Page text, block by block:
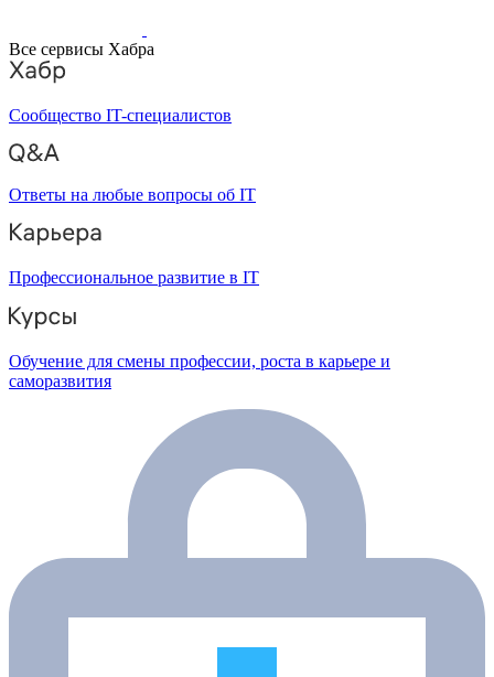
Все сервисы Хабра
Сообщество IT-специалистов
Ответы на любые вопросы об IT
Профессиональное развитие в IT
Обучение для смены профессии, роста в карьере и
саморазвития